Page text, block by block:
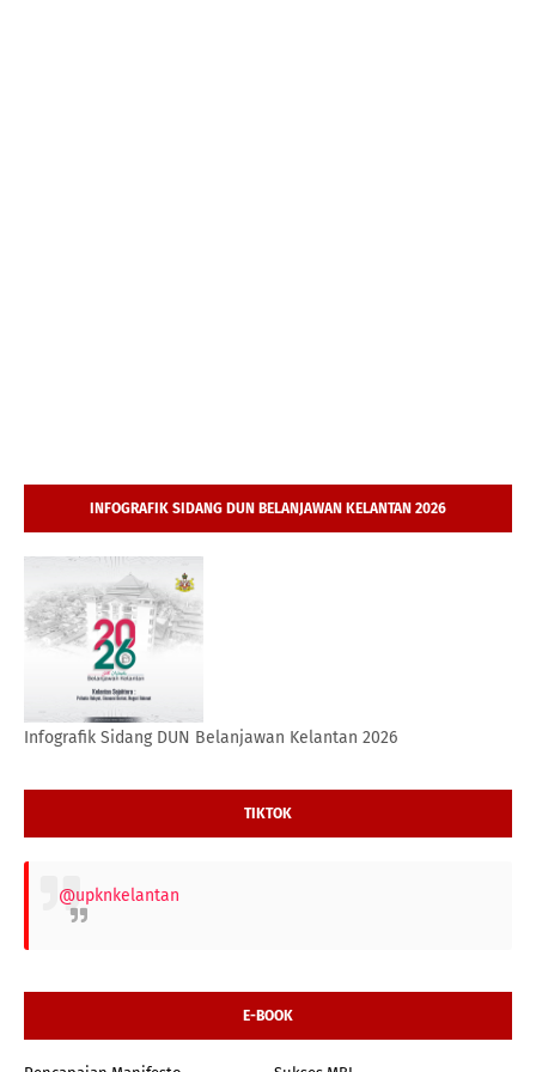
INFOGRAFIK SIDANG DUN BELANJAWAN KELANTAN 2026
Infografik Sidang DUN Belanjawan Kelantan 2026
TIKTOK
@upknkelantan
E-BOOK